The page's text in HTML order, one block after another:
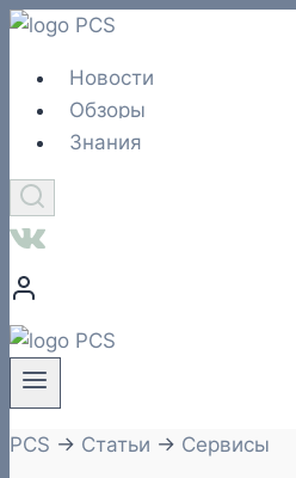
Перейти
содержимому
Новости
Обзоры
Знания
PCS → Статьи → Сервисы